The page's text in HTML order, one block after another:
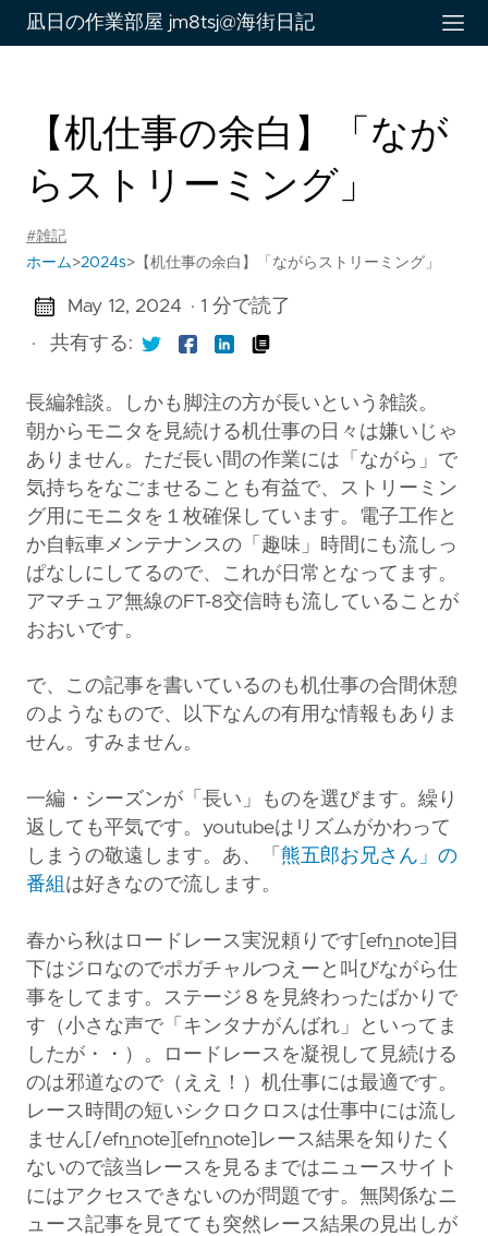
凪日の作業部屋 jm8tsj@海街日記
【机仕事の余白】「なが
らストリーミング」
#雑記
ホーム>2024s> 【机仕事の余白】「ながらストリーミング」
May 12, 2024 · 1 分で読了
·
共有する:
長編雑談。しかも脚注の方が長いという雑談。
朝からモニタを見続ける机仕事の日々は嫌いじゃ
ありません。ただ長い間の作業には「ながら」で
気持ちをなごませることも有益で、ストリーミン
グ用にモニタを１枚確保しています。電子工作と
か自転車メンテナンスの「趣味」時間にも流しっ
ぱなしにしてるので、これが日常となってます。
アマチュア無線のFT-8交信時も流していることが
おおいです。
で、この記事を書いているのも机仕事の合間休憩
のようなもので、以下なんの有用な情報もありま
せん。すみません。
一編・シーズンが「長い」ものを選びます。繰り
返しても平気です。youtubeはリズムがかわって
しまうの敬遠します。あ、「 熊五郎お兄さん」の
番組 は好きなので流します。
春から秋はロードレース実況頼りです[efn_note]目
下はジロなのでポガチャルつえーと叫びながら仕
事をしてます。ステージ８を見終わったばかりで
す（小さな声で「キンタナがんばれ」といってま
したが・・）。ロードレースを凝視して見続ける
のは邪道なので（ええ！）机仕事には最適です。
レース時間の短いシクロクロスは仕事中には流し
ません[/efn_note][efn_note]レース結果を知りたく
ないので該当レースを見るまではニュースサイト
にはアクセスできないのが問題です。無関係なニ
ュース記事を見てても突然レース結果の見出しが